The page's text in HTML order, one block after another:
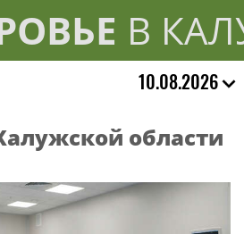
В
10.08.2026
области